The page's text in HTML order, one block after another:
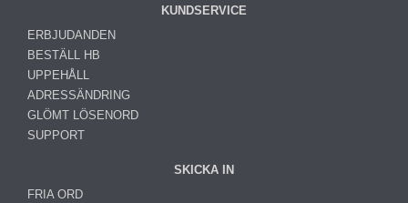
KUNDSERVICE
ERBJUDANDEN
BESTÄLL HB
UPPEHÅLL
ADRESSÄNDRING
GLÖMT LÖSENORD
SUPPORT
SKICKA IN
FRIA ORD